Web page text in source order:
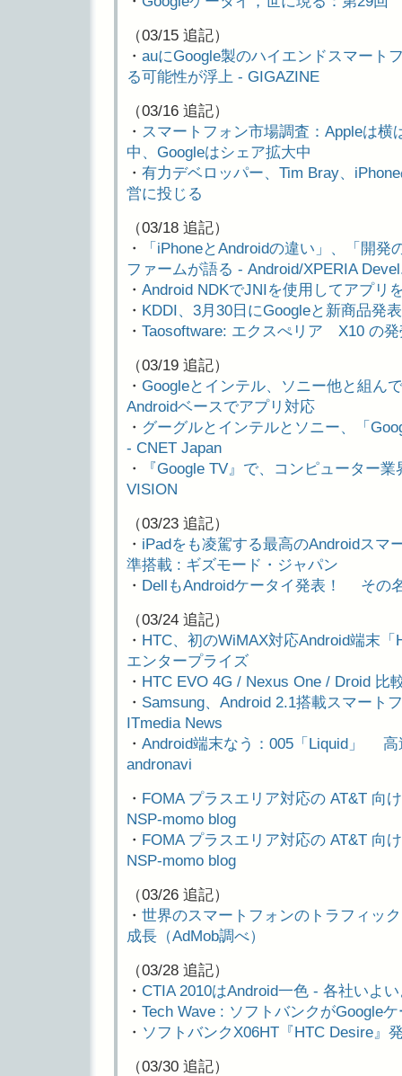
（03/15 追記）
・ auにGoogle製のハイエンドスマート
る可能性が浮上 - GIGAZINE
（03/16 追記）
・ スマートフォン市場調査：Appleは横
中、Googleはシェア拡大中
・ 有力デベロッパー、Tim Bray、
営に投じる
（03/18 追記）
・
「iPhoneとAndroidの違い」、「開発
ファームが語る - Android/XPERIA
・ Android NDKでJNIを使用してアプリ
・ KDDI、3月30日にGoogleと新商品発
・ Taosoftware: エクスぺリア X10 の
（03/19 追記）
・ Googleとインテル、ソニー他と組ん
Androidベースでアプリ対応
・ グーグルとインテルとソニー、「
- CNET Japan
・
『Google TV』で、コンピューター
VISION
（03/23 追記）
・ iPadをも凌駕する最高のAndroidス
準搭載 : ギズモード・ジャパン
・ DellもAndroidケータイ発表！ その
（03/24 追記）
・ HTC、初のWiMAX対応Android端末
エンタープライズ
・ HTC EVO 4G / Nexus One / Droid 比
・ Samsung、Android 2.1搭載スマート
ITmedia News
・ Android端末なう：005「Liquid」 高
andronavi
・ FOMA プラスエリア対応の AT&T 向
NSP-momo blog
・ FOMA プラスエリア対応の AT&T 向
NSP-momo blog
（03/26 追記）
・ 世界のスマートフォンのトラフィッ
成長（AdMob調べ）
（03/28 追記）
・ CTIA 2010はAndroid一色 - 各社いよ
・ Tech Wave : ソフトバンクがGoogle
・ ソフトバンクX06HT『HTC Desire』
（03/30 追記）